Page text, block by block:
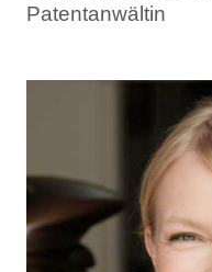
Patentanwältin